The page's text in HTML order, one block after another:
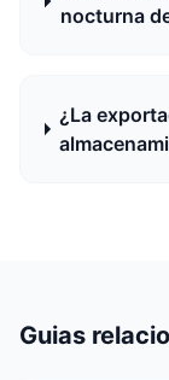
nocturna
¿La
Guias